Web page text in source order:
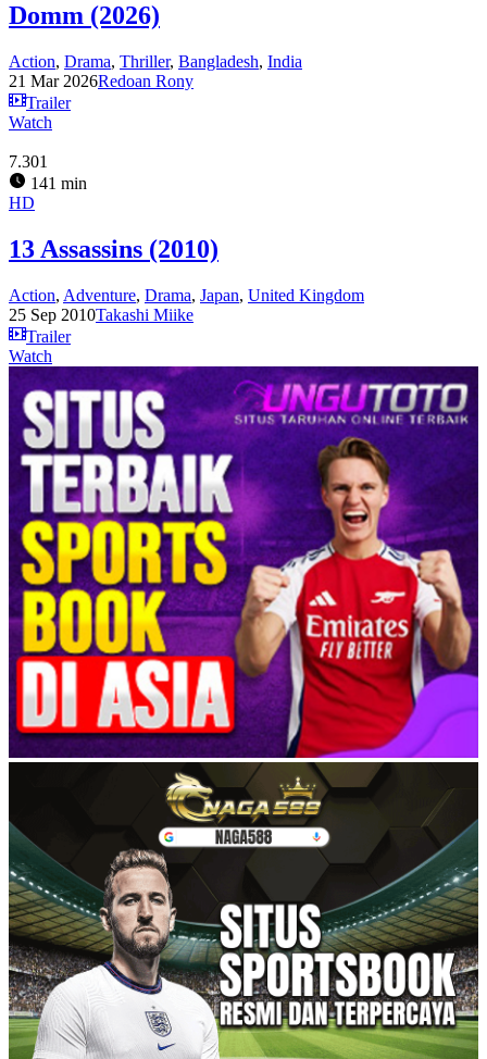
Domm (2026)
Action, Drama, Thriller, Bangladesh, India
21 Mar 2026Redoan Rony
Trailer
Watch
7.301
141 min
HD
13 Assassins (2010)
Action, Adventure, Drama, Japan, United Kingdom
25 Sep 2010Takashi Miike
Trailer
Watch